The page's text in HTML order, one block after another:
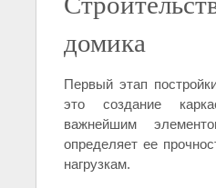
домика
Первый этап
это создание
важнейшим
определяет ее
нагрузкам.